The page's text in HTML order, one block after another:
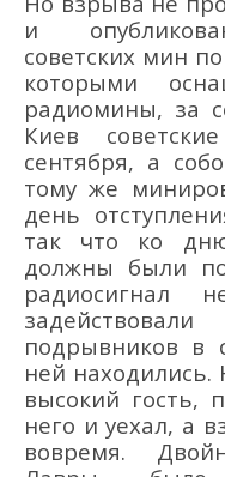
и
советских мин
которыми
радиомины, за
Киев
сентября, а
тому же
день
так что ко
должны были
радиосигнал
подрывников в
ней находились.
высокий гость,
него иуехал, а
вовремя.